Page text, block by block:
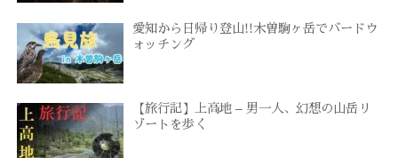
愛知から日帰り登山!!木曽駒ヶ岳でバードウ
ォッチング
【旅行記】上高地 – 男一人、幻想の山岳リ
ゾートを歩く